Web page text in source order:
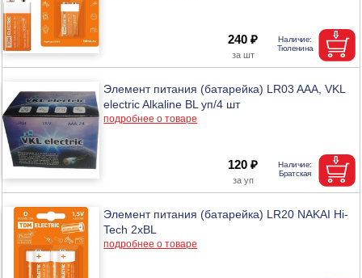
240 ₽
Элемент питания (батарейка) LR03 AAA, VKL
electric Alkaline BL уп/4 шт
подробнее о товаре
120 ₽
Элемент питания (батарейка) LR20 NAKAI Hi-
Tech 2xBL
подробнее о товаре